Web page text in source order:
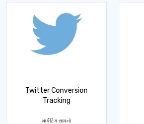
Twitter Conversion
Tracking
માર્કેટિંગ સાધનો